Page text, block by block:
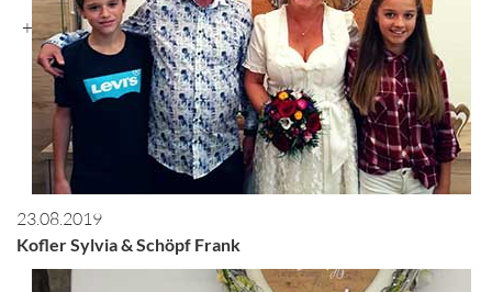
+
23.08.2019
Kofler Sylvia & Schöpf Frank